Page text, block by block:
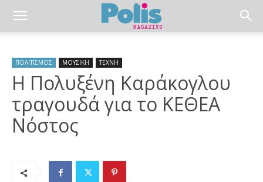
ΠΟΛΙΤΙΣΜΟΣ ΜΟΥΣΙΚΗ ΤΕΧΝΗ
Η Πολυξένη Καράκογλου
τραγουδά για το ΚΕΘΕΑ
Νόστος